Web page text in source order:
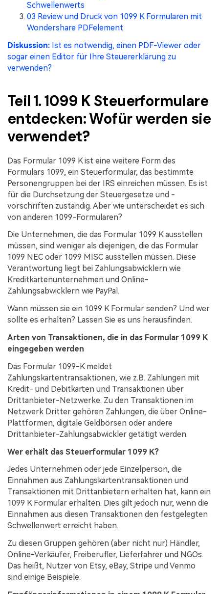
Schwellenwerts
03 Review und Druck von 1099 K Formularen mit
Wondershare PDFelement
Diskussion: Ist es notwendig, einen PDF-Viewer oder
sogar einen Editor für Ihre Steuererklärung zu
verwenden?
Teil 1. 1099 K Steuerformulare
entdecken: Wofür werden sie
verwendet?
Das Formular 1099 K ist eine weitere Form des
Formulars 1099, ein Steuerformular, das bestimmte
Personengruppen bei der IRS einreichen müssen. Es ist
für die Durchsetzung der Steuergesetze und -
vorschriften zuständig. Aber wie unterscheidet es sich
von anderen 1099-Formularen?
Die Unternehmen, die das Formular 1099 K ausstellen
müssen, sind weniger als diejenigen, die das Formular
1099 NEC oder 1099 MISC ausstellen müssen. Diese
Verantwortung liegt bei Zahlungsabwicklern wie
Kreditkartenunternehmen und Online-
Zahlungsabwicklern wie PayPal.
Wann müssen sie ein 1099 K Formular senden? Und wer
sollte es erhalten? Lassen Sie es uns herausfinden.
Arten von Transaktionen, die in das Formular 1099 K
eingegeben werden
Das Formular 1099-K meldet
Zahlungskartentransaktionen, wie z.B. Zahlungen mit
Kredit- und Debitkarten und Transaktionen über
Drittanbieter-Netzwerke. Zu den Transaktionen im
Netzwerk Dritter gehören Zahlungen, die über Online-
Plattformen, digitale Geldbörsen oder andere
Drittanbieter-Zahlungsabwickler getätigt werden.
Wer erhält das Steuerformular 1099 K?
Jedes Unternehmen oder jede Einzelperson, die
Einnahmen aus Zahlungskartentransaktionen und
Transaktionen mit Drittanbietern erhalten hat, kann ein
1099 K Formular erhalten. Dies gilt jedoch nur, wenn die
Einnahmen aus diesen Transaktionen den festgelegten
Schwellenwert erreicht haben.
Zu diesen Gruppen gehören (aber nicht nur) Händler,
Online-Verkäufer, Freiberufler, Lieferfahrer und NGOs.
Das heißt, Nutzer von Etsy, eBay, Stripe und Venmo
sind einige Beispiele.